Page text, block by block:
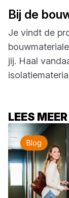
Bij de
Je vindt de
jij. Haal
LEES MEER
Blog